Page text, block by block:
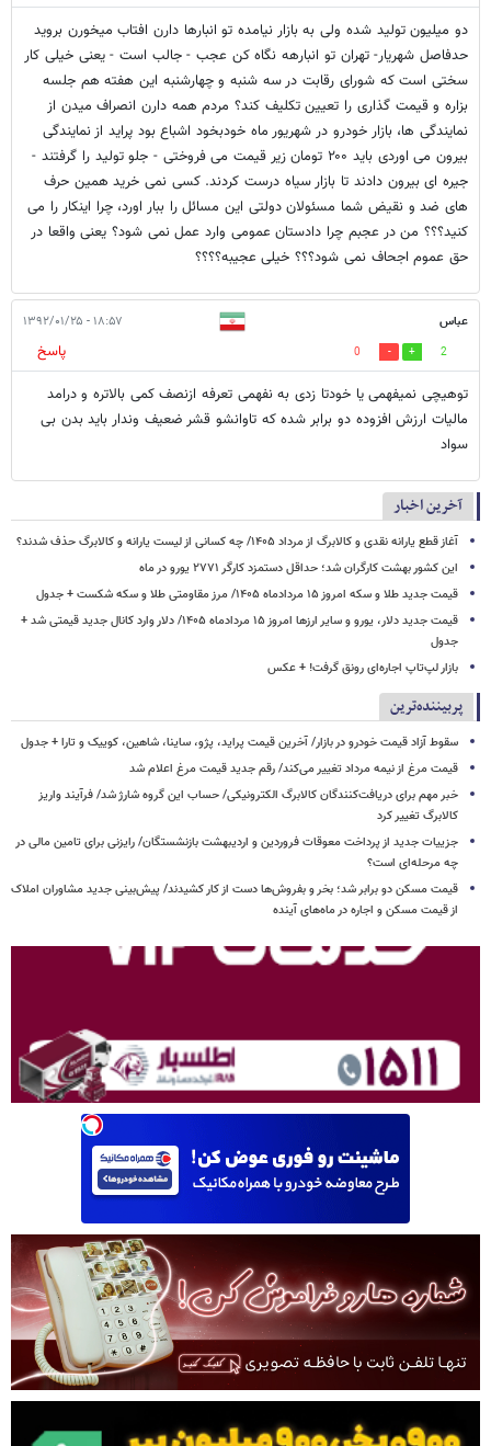
دو میلیون تولید شده ولی به بازار نیامده تو انبارها دارن افتاب میخورن بروید
حدفاصل شهریار- تهران تو انبارهه نگاه کن عجب - جالب است - یعنی خیلی کار
سختی است که شورای رقابت در سه شنبه و چهارشنبه این هفته هم جلسه
بزاره و قیمت گذاری را تعیین تکلیف کند؟ مردم همه دارن انصراف میدن از
نمایندگی ها، بازار خودرو در شهریور ماه خودبخود اشباع بود پراید از نمایندگی
بیرون می اوردی باید ۲۰۰ تومان زیر قیمت می فروختی - جلو تولید را گرفتند -
جیره ای بیرون دادند تا بازار سیاه درست کردند. کسی نمی خرید همین حرف
های ضد و نقیض شما مسئولان دولتی این مسائل را ببار اورد، چرا اینکار را می
کنید؟؟؟ من در عجبم چرا دادستان عمومی وارد عمل نمی شود؟ یعنی واقعا در
حق عموم اجحاف نمی شود؟؟؟ خیلی عجیبه؟؟؟؟
عباس ۱۸:۵۷ - ۱۳۹۲/۰۱/۲۵
2
0
پاسخ
توهیچی نمیفهمی یا خودتا زدی به نفهمی تعرفه ازنصف کمی بالاتره و درامد
مالیات ارزش افزوده دو برابر شده که تاوانشو قشر ضعیف وندار باید بدن بی
سواد
آخرین اخبار
آغاز قطع یارانه نقدی و کالابرگ از مرداد ۱۴۰۵/ چه کسانی از لیست یارانه و کالابرگ حذف شدند؟
این کشور بهشت کارگران شد؛ حداقل دستمزد کارگر ۲۷۷۱ یورو در ماه
قیمت جدید طلا و سکه امروز ۱۵ مردادماه ۱۴۰۵/ مرز مقاومتی طلا و سکه شکست + جدول
قیمت جدید دلار، یورو و سایر ارزها امروز ۱۵ مردادماه ۱۴۰۵/ دلار وارد کانال جدید قیمتی شد +
جدول
بازار لپ‌تاپ اجاره‌ای رونق گرفت! + عکس
پربیننده‌ترین
سقوط آزاد قیمت خودرو در بازار/ آخرین قیمت پراید، پژو، ساینا، شاهین، کوییک و تارا + جدول
قیمت مرغ از نیمه مرداد تغییر می‌کند/ رقم جدید قیمت مرغ اعلام شد
خبر مهم برای دریافت‌کنندگان کالابرگ الکترونیکی/ حساب این گروه شارژ شد/ فرآیند واریز
کالابرگ تغییر کرد
جزییات جدید از پرداخت معوقات فروردین و اردیبهشت بازنشستگان/ رایزنی برای تامین مالی در
چه مرحله‌ای است؟
قیمت مسکن دو برابر شد؛ بخر و بفروش‌ها دست از کار کشیدند/ پیش‌بینی جدید مشاوران املاک
از قیمت مسکن و اجاره‌ در ماه‌های آینده